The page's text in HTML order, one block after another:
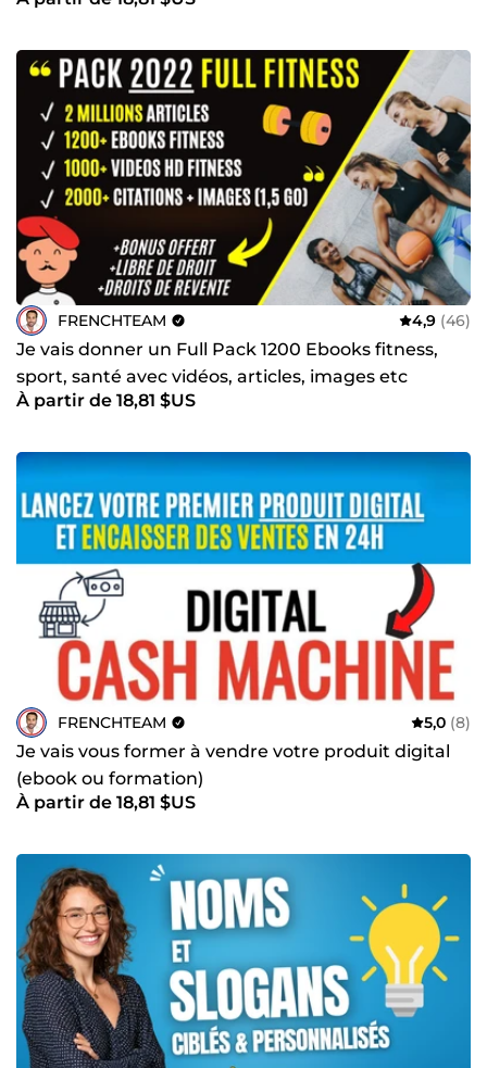
locale, tunnel de conversion, marketing de contenu,
en ligne. Réactifs, disponibles, à l’écoute et impliqués,
nous avons à cœur de vous proposer un service sérieux,
humain et efficace. Notre priorité : vous aider à réussir, à
gagner en visibilité et à faire évoluer votre projet
durablement. Vous cherchez une équipe polyvalente,
dynamique et compétente pour développer votre activité
en ligne ? Contactez La French Team dès maintenant. À
très bientôt, La French Team
FRENCHTEAM 4,9 (46)
Je vais donner un Full Pack 1200 Ebooks fitness,
sport, santé avec vidéos, articles, images etc
À partir de 18,81 $US
FRENCHTEAM 5,0 (8)
Je vais vous former à vendre votre produit digital
(ebook ou formation)
À partir de 18,81 $US